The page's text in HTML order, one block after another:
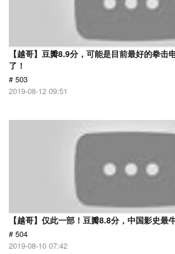
【越哥】豆瓣8.9分，可能是目前最好的拳击
了！
# 503
2019-08-12 09:51
【越哥】仅此一部！豆瓣8.8分，中国影史最
# 504
2019-08-10 07:42